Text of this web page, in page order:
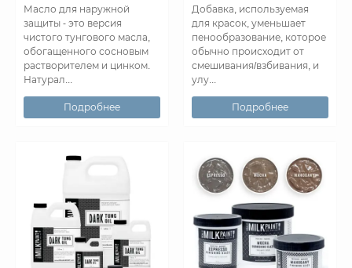
Масло для наружной
защиты - это версия
чистого тунгового масла,
обогащенного сосновым
растворителем и цинком.
Натурал...
Подробнее
Добавка, используемая
для красок, уменьшает
пенообразование, которое
обычно происходит от
смешивания/взбивания, и
улу...
Подробнее